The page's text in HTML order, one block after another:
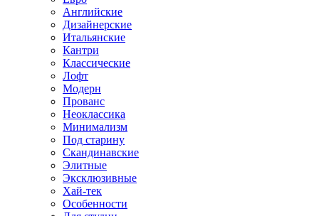
Английские
Дизайнерские
Итальянские
Кантри
Классические
Лофт
Модерн
Прованс
Неоклассика
Минимализм
Под старину
Скандинавские
Элитные
Эксклюзивные
Хай-тек
Особенности